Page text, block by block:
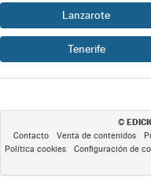
Lanzarote
Tenerife
©
Contacto Venta de contenidos
Política cookies
Configuración de